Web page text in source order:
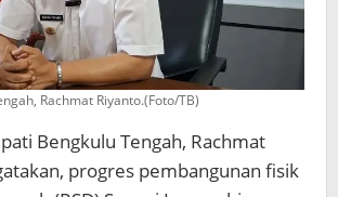
Rachmat Riyanto.(Foto/TB)
Bengkulu Tengah, Rachmat
progres pembangunan fisik